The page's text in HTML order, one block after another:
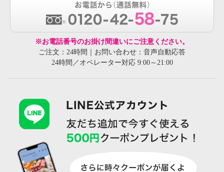
※お電話番号のお掛け間違いにご注意ください。
ご注文：24時間｜お問い合わせ：音声自動応答
24時間／オペレーター対応 9:00～21:00